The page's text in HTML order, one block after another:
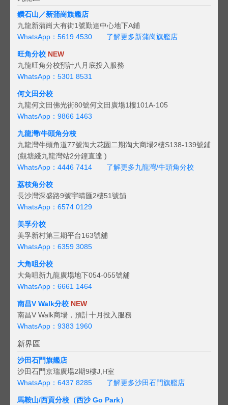
鑽石山／新蒲崗旗艦店
九龍新蒲崗大有街1號勤達中心地下A鋪
WhatsApp：5619 4530
了解更多新蒲崗旗艦店
旺角分校 NEW
九龍旺角分校預計八月底投入服務
WhatsApp：5301 8531
何文田分校
九龍何文田佛光街80號何文田廣場1樓101A-105
WhatsApp：9866 1463
九龍灣/牛頭角分校
九龍灣牛頭角道77號淘大花園二期淘大商場2樓S138-139號鋪
(觀塘綫九龍灣站2分鐘直達 )
WhatsApp：4446 7414
了解更多九龍灣/牛頭角分校
荔枝角分校
長沙灣深盛路9號宇晴匯2樓51號舖
WhatsApp：6574 0129
美孚分校
美孚新村第三期平台163號舖
WhatsApp：6359 3085
大角咀分校
大角咀新九龍廣場地下054-055號舖
WhatsApp：6661 1464
南昌V Walk分校 NEW
南昌V Walk商場，預計十月投入服務
WhatsApp：9383 1960
新界區
沙田石門旗艦店
沙田石門京瑞廣場2期9樓J,H室
WhatsApp：6437 8285
了解更多沙田石門旗艦店
馬鞍山/西貢分校（西沙 Go Park）